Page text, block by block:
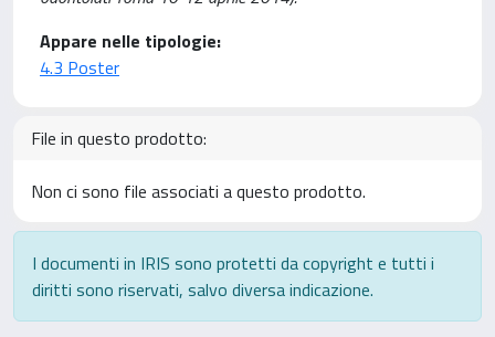
Appare nelle tipologie:
4.3 Poster
File in questo prodotto:
Non ci sono file associati a questo prodotto.
I documenti in IRIS sono protetti da copyright e tutti i
diritti sono riservati, salvo diversa indicazione.